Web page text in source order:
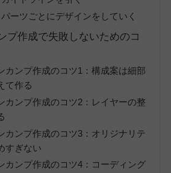
ーツごとにデザインをしていく
プ作成で失敗しないためのコ
カンプ作成のコツ1：構成案は細部
て作る
カンプ作成のコツ2：レイヤーの整
カンプ作成のコツ3：オリジナリテ
すぎない
カンプ作成のコツ4：コーディング